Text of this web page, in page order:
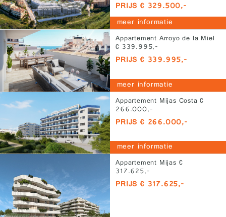
PRIJS € 329.500,-
meer informatie
Appartement Arroyo de la Miel
€ 339.995,-
PRIJS € 339.995,-
meer informatie
Appartement Mijas Costa €
266.000,-
PRIJS € 266.000,-
meer informatie
Appartement Mijas €
317.625,-
PRIJS € 317.625,-